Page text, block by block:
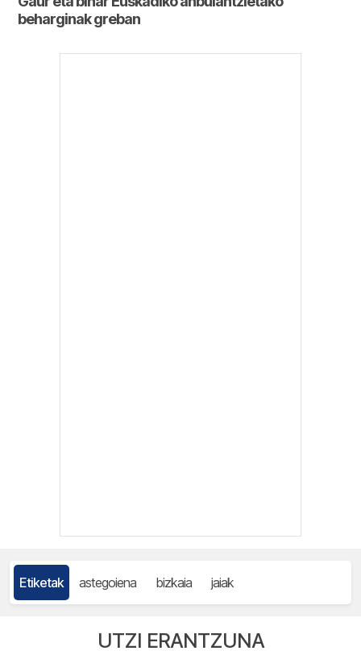
beharginak greban
Etiketak astegoiena bizkaia jaiak
UTZI ERANTZUNA